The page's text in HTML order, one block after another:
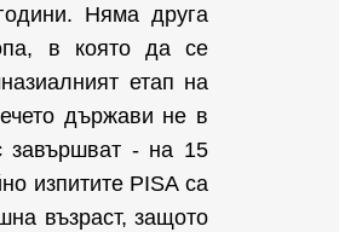
Няма друга
в която да се
етап на
държави не в
завършват - на 15
изпитите PISA са
възраст, защото